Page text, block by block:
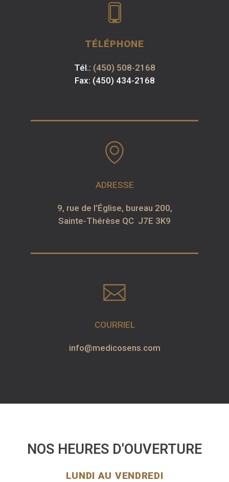
TÉLÉPHONE
Tél.: (450) 508-2168
Fax: (450) 434-2168
ADRESSE
9, rue de l’Église, bureau 200,
Sainte-Thérèse QC J7E 3K9
COURRIEL
info@medicosens.com
NOS HEURES D'OUVERTURE
LUNDI AU VENDREDI